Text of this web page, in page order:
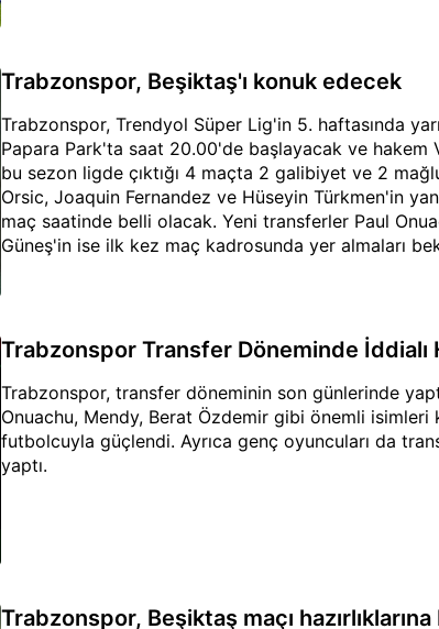
Trabzonspor, Beşiktaş'ı konuk edecek
Trabzonspor, Trendyol Süper Lig'in 5. haftasında
Papara Park'ta saat 20.00'de başlayacak ve hakem
bu sezon ligde çıktığı 4 maçta 2 galibiyet ve 2
Orsic, Joaquin Fernandez ve Hüseyin Türkmen'in
maç saatinde belli olacak. Yeni transferler Paul
Güneş'in ise ilk kez maç kadrosunda yer almaları
Trabzonspor Transfer Döneminde İddialı
Trabzonspor, transfer döneminin son günlerinde
Onuachu, Mendy, Berat Özdemir gibi önemli
futbolcuyla güçlendi. Ayrıca genç oyuncuları da
yaptı.
Trabzonspor, Beşiktaş maçı hazırlıklarına